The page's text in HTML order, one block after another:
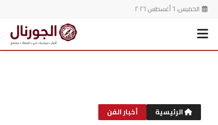
الخميس، ٦ أغسطس ٢٠٢٦
الرئيسية أخبار الفن